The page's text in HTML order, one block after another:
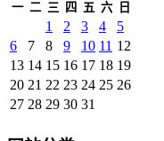
一 二 三 四 五 六 日
1 2 3 4
5
6
7 8 9 10 11 12
13 14 15 16 17 18 19
20 21 22 23 24 25 26
27 28 29 30 31